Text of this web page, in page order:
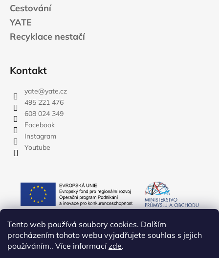
Tento web používá soubory cookies. Dalším
procházením tohoto webu vyjadřujete souhlas s jejich
používáním.. Více informacízde.
Cestování
YATE
Recyklace nestačí
Kontakt
yate@yate.cz
495 221 476
608 024 349
Facebook
Instagram
Youtube